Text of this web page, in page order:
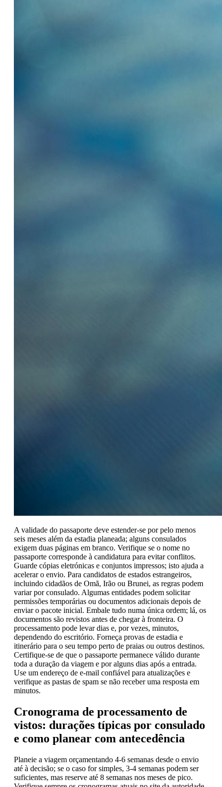
A validade do passaporte deve estender-se por pelo menos
seis meses além da estadia planeada; alguns consulados
exigem duas páginas em branco. Verifique se o nome no
passaporte corresponde à candidatura para evitar conflitos.
Guarde cópias eletrónicas e conjuntos impressos; isto ajuda a
acelerar o envio. Para candidatos de estados estrangeiros,
incluindo cidadãos de Omã, Irão ou Brunei, as regras podem
variar por consulado. Algumas entidades podem solicitar
permissões temporárias ou documentos adicionais depois de
enviar o pacote inicial. Embale tudo numa única ordem; lá, os
documentos são revistos antes de chegar à fronteira. O
processamento pode levar dias e, por vezes, minutos,
dependendo do escritório. Forneça provas de estadia e
itinerário para o seu tempo perto de praias ou outros destinos.
Certifique-se de que o passaporte permanece válido durante
toda a duração da viagem e por alguns dias após a entrada.
Use um endereço de e-mail confiável para atualizações e
verifique as pastas de spam se não receber uma resposta em
minutos.
Cronograma de processamento de
vistos: durações típicas por consulado
e como planear com antecedência
Planeie a viagem orçamentando 4-6 semanas desde o envio
até à decisão; se o caso for simples, 3-4 semanas podem ser
suficientes, mas reserve até 8 semanas nos meses de pico.